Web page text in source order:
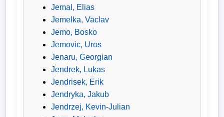
Jemal, Elias
Jemelka, Vaclav
Jemo, Bosko
Jemovic, Uros
Jenaru, Georgian
Jendrek, Lukas
Jendrisek, Erik
Jendryka, Jakub
Jendrzej, Kevin-Julian